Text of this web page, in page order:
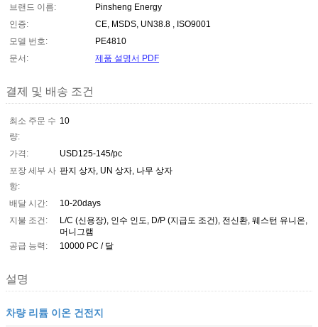
브랜드 이름:
Pinsheng Energy
인증:
CE, MSDS, UN38.8 , ISO9001
모델 번호:
PE4810
문서:
제품 설명서 PDF
결제 및 배송 조건
최소 주문 수
량:
10
가격:
USD125-145/pc
포장 세부 사
항:
판지 상자, UN 상자, 나무 상자
배달 시간:
10-20days
지불 조건:
L/C (신용장), 인수 인도, D/P (지급도 조건), 전신환, 웨스턴 유니온,
머니그램
공급 능력:
10000 PC / 달
설명
차량 리튬 이온 건전지